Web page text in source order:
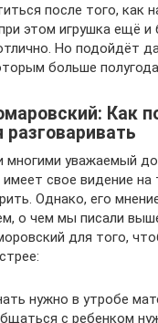
после того, как
этом игрушка ещё и
Но подойдёт
больше
Как
разговаривать
многими уважаемый
свое видение на
Однако, его
о чем мы писали
для того,
нужно в утробе
с ребенком